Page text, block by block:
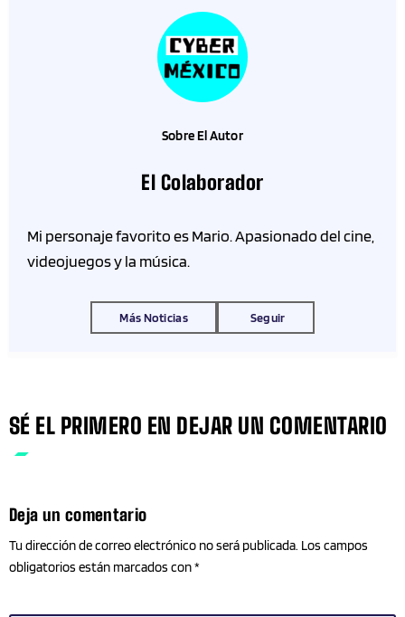
Sobre El Autor
El Colaborador
Mi personaje favorito es Mario. Apasionado del cine,
videojuegos y la música.
Más Noticias Seguir
SÉ EL PRIMERO EN DEJAR UN COMENTARIO
Deja un comentario
Tu dirección de correo electrónico no será publicada. Los campos
obligatorios están marcados con *